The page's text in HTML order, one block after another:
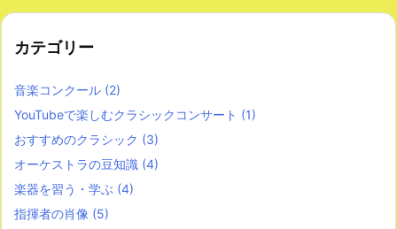
カテゴリー
音楽コンクール (2)
YouTubeで楽しむクラシックコンサート (1)
おすすめのクラシック (3)
オーケストラの豆知識 (4)
楽器を習う・学ぶ (4)
指揮者の肖像 (5)